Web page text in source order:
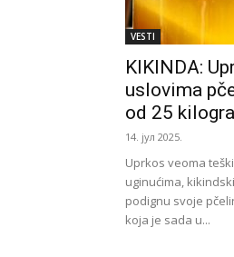
VESTI
KIKINDA:
uslovima
od 25
14. јул 2025.
Uprkos veoma
uginućima,
podignu svoje
koja je sada u...